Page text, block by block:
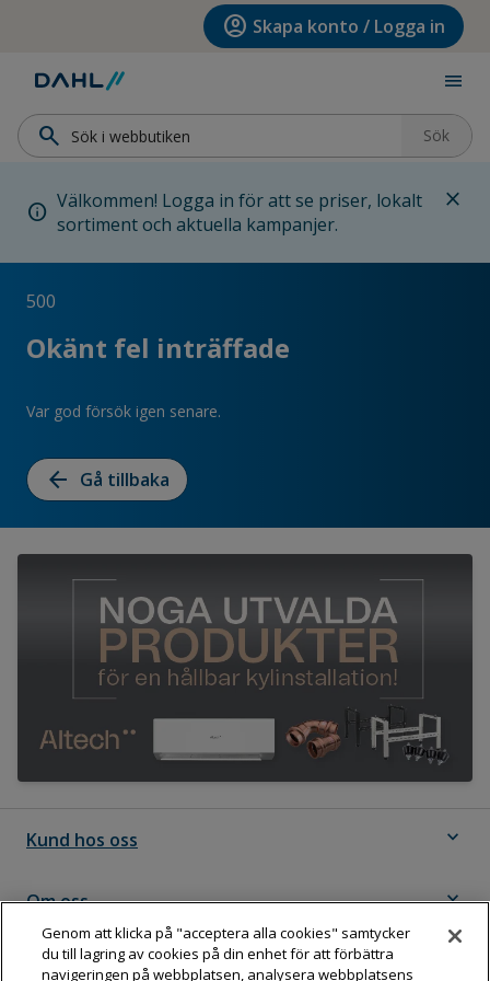
Hoppa till huvudinnehållet account_circle Skapa konto / Logga in
menu
search Sök
info Välkommen! Logga in för att se priser, lokalt
sortiment och aktuella kampanjer.
close
500
Okänt fel inträffade
Var god försök igen senare.
arrow_back Gå tillbaka
Kund hos oss expand_more
Om oss expand_more
Följ Dahl
Genom att klicka på "acceptera alla cookies" samtycker
du till lagring av cookies på din enhet för att förbättra
navigeringen på webbplatsen, analysera webbplatsens